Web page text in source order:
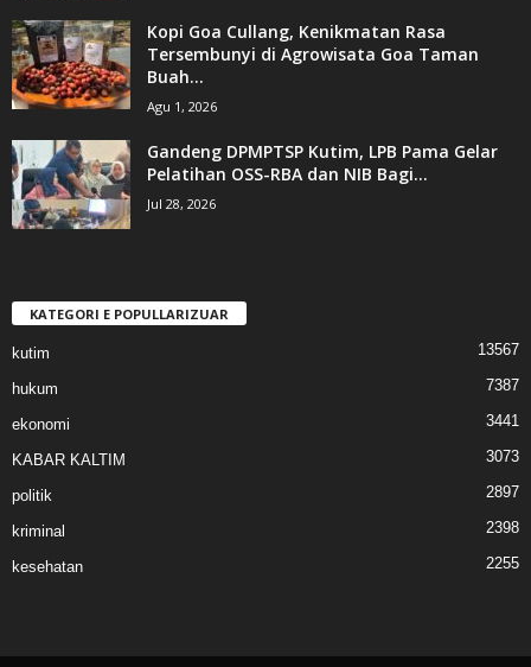
Kopi Goa Cullang, Kenikmatan Rasa
Tersembunyi di Agrowisata Goa Taman
Buah...
Agu 1, 2026
Gandeng DPMPTSP Kutim, LPB Pama Gelar
Pelatihan OSS-RBA dan NIB Bagi...
Jul 28, 2026
KATEGORI E POPULLARIZUAR
kutim 13567
hukum 7387
ekonomi 3441
KABAR KALTIM 3073
politik 2897
kriminal 2398
kesehatan 2255